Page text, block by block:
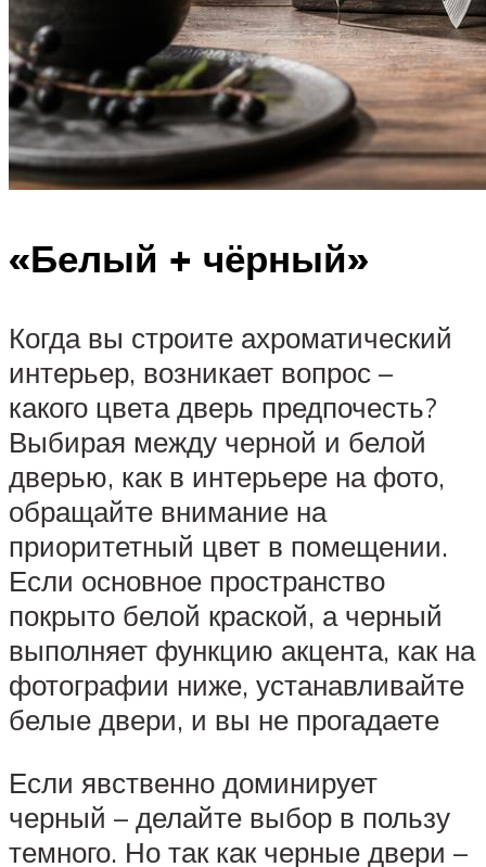
«Белый + чёрный»
Когда вы строите ахроматический
интерьер, возникает вопрос –
какого цвета дверь предпочесть?
Выбирая между черной и белой
дверью, как в интерьере на фото,
обращайте внимание на
приоритетный цвет в помещении.
Если основное пространство
покрыто белой краской, а черный
выполняет функцию акцента, как на
фотографии ниже, устанавливайте
белые двери, и вы не прогадаете
Если явственно доминирует
черный – делайте выбор в пользу
темного. Но так как черные двери –